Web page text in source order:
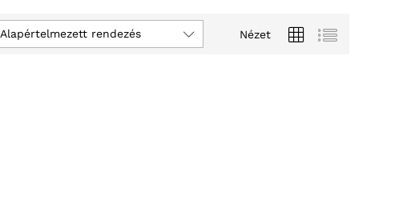
Nézet
Alapértelmezett rendezés